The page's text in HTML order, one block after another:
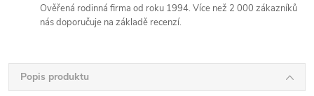
Ověřená rodinná firma od roku 1994. Více než 2 000 zákazníků
nás doporučuje na základě recenzí.
Popis produktu